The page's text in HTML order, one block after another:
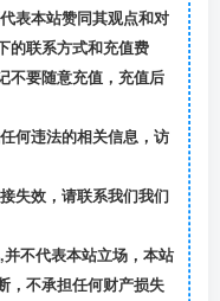
表本站赞同其观点和对
的联系方式和充值费
不要随意充值，充值后
何违法的相关信息，访
失效，请联系我们我们
不代表本站立场，本站
，不承担任何财产损失